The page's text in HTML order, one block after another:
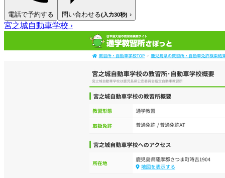
電話で予約する 問い合わせる(入力30秒) ›
宮之城自動車学校 ›